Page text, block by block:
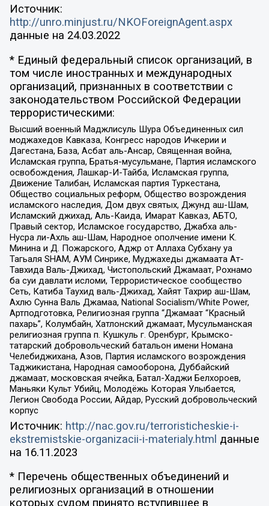
Источник:
http://unro.minjust.ru/NKOForeignAgent.aspx
данные на 24.03.2022
* Единый федеральный список организаций, в
том числе иностранных и международных
организаций, признанных в соответствии с
законодательством Российской Федерации
террористическими:
Высший военный Маджлисуль Шура Объединенных сил
моджахедов Кавказа, Конгресс народов Ичкерии и
Дагестана, База, Асбат аль-Ансар, Священная война,
Исламская группа, Братья-мусульмане, Партия исламского
освобождения, Лашкар-И-Тайба, Исламская группа,
Движение Талибан, Исламская партия Туркестана,
Общество социальных реформ, Общество возрождения
исламского наследия, Дом двух святых, Джунд аш-Шам,
Исламский джихад, Аль-Каида, Имарат Кавказ, АБТО,
Правый сектор, Исламское государство, Джабха аль-
Нусра ли-Ахль аш-Шам, Народное ополчение имени К.
Минина и Д. Пожарского, Аджр от Аллаха Субхану уа
Тагьаля SHAM, АУМ Синрике, Муджахеды джамаата Ат-
Тавхида Валь-Джихад, Чистопольский Джамаат, Рохнамо
ба суи давлати исломи, Террористическое сообщество
Сеть, Катиба Таухид валь-Джихад, Хайят Тахрир аш-Шам,
Ахлю Сунна Валь Джамаа, National Socialism/White Power,
Артподготовка, Религиозная группа “Джамаат “Красный
пахарь”, Колумбайн, Хатлонский джамаат, Мусульманская
религиозная группа п. Кушкуль г. Оренбург, Крымско-
татарский добровольческий батальон имени Номана
Челебиджихана, Азов, Партия исламского возрождения
Таджикистана, Народная самооборона, Дуббайский
джамаат, московская ячейка, Батал-Хаджи Белхороев,
Маньяки Культ Убийц, Молодёжь Которая Улыбается,
Легион Свобода России, Айдар, Русский добровольческий
корпус
Источник: http://nac.gov.ru/terroristicheskie-i-
ekstremistskie-organizacii-i-materialy.html данные
на 16.11.2023
* Перечень общественных объединений и
религиозных организаций в отношении
которых судом принято вступившее в